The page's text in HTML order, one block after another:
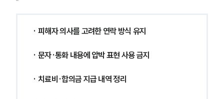
· 피해자 의사를 고려한 연락 방식 유지
· 문자·통화 내용에 압박 표현 사용 금지
· 치료비·합의금 지급 내역 정리